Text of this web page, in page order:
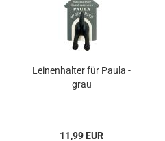
Leinenhalter für Paula -
grau
11,99 EUR